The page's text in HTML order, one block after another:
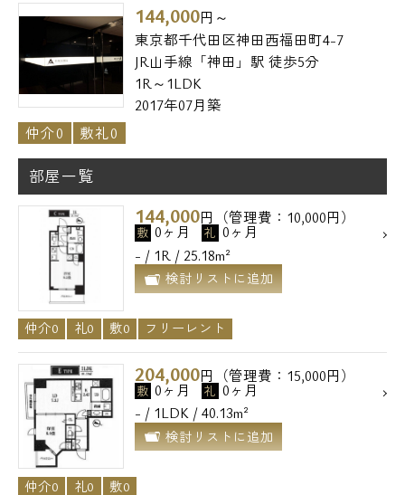
144,000円～
東京都千代田区神田西福田町4-7
JR山手線「神田」駅 徒歩5分
1R～1LDK
2017年07月築
仲介0
敷礼0
部屋一覧
144,000円（管理費：10,000円）
敷 0ヶ月 礼 0ヶ月
- / 1R / 25.18m²
検討リストに追加
仲介0 礼0 敷0 フリーレント
204,000円（管理費：15,000円）
敷 0ヶ月 礼 0ヶ月
- / 1LDK / 40.13m²
検討リストに追加
仲介0 礼0 敷0